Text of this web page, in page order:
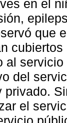
en el
que
al
del
el